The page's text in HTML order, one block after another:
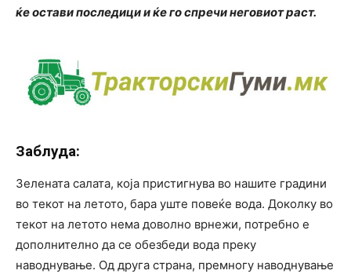
ќе остави последици и ќе го спречи неговиот раст.
Заблуда:
Зелената салата, која пристигнува во нашите градини
во текот на летото, бара уште повеќе вода. Доколку во
текот на летото нема доволно врнежи, потребно е
дополнително да се обезбеди вода преку
наводнување. Од друга страна, премногу наводнување